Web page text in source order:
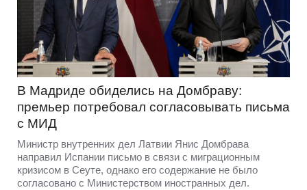
В Мадриде обиделись на Домбраву:
премьер потребовал согласовывать письма
с МИД
Министр внутренних дел Латвии Янис Домбрава
направил Испании письмо в связи с миграционным
кризисом в Сеуте, однако его содержание не было
согласовано с Министерством иностранных дел.